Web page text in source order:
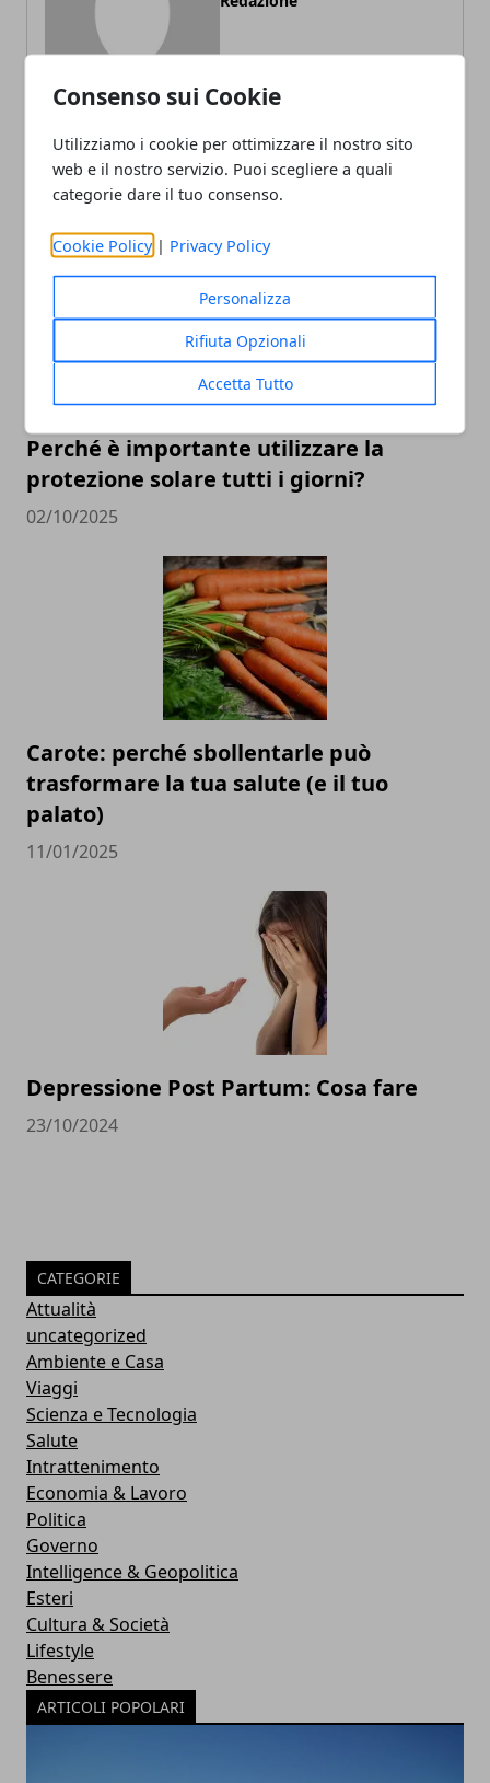
Consenso sui Cookie
Utilizziamo i cookie per ottimizzare il nostro sito
web e il nostro servizio. Puoi scegliere a quali
categorie dare il tuo consenso.
Cookie Policy | Privacy Policy
Personalizza
Rifiuta Opzionali
Accetta Tutto
ARTICOLI CORRELATI
Perché è importante utilizzare la
protezione solare tutti i giorni?
02/10/2025
Carote: perché sbollentarle può
trasformare la tua salute (e il tuo
palato)
11/01/2025
Depressione Post Partum: Cosa fare
23/10/2024
CATEGORIE
Attualità
uncategorized
Ambiente e Casa
Viaggi
Scienza e Tecnologia
Salute
Intrattenimento
Economia & Lavoro
Politica
Governo
Intelligence & Geopolitica
Esteri
Cultura & Società
Lifestyle
Benessere
ARTICOLI POPOLARI